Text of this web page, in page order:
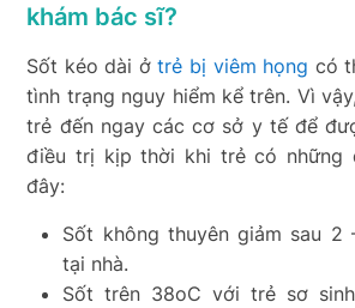
khám bác sĩ?
Sốt kéo dài ởtrẻ bị viêm họng có
tình trạng nguy hiểm kể trên. Vì
trẻ đến ngay các cơ sở y tế để
điều trị kịp thời khi trẻ có những
đây:
Sốt không thuyên giảm sau
tại nhà.
Sốt trên 38oC với trẻ sơ